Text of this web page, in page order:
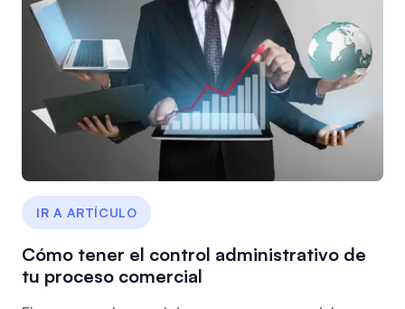
IR A ARTÍCULO
Cómo tener el control administrativo de
tu proceso comercial